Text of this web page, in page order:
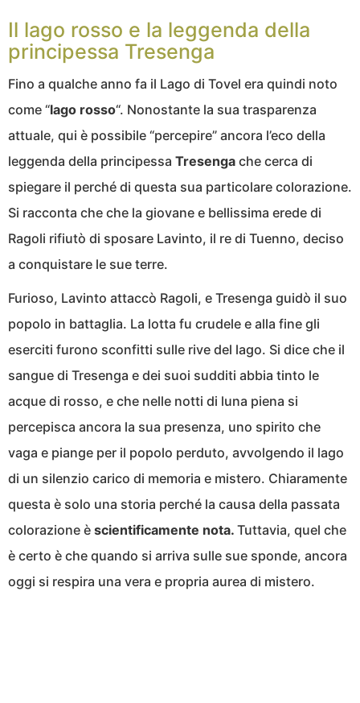
Il lago rosso e la leggenda della
principessa Tresenga
Fino a qualche anno fa il Lago di Tovel era quindi noto
come “lago rosso“. Nonostante la sua trasparenza
attuale, qui è possibile “percepire” ancora l’eco della
leggenda della principessa Tresenga che cerca di
spiegare il perché di questa sua particolare colorazione.
Si racconta che che la giovane e bellissima erede di
Ragoli rifiutò di sposare Lavinto, il re di Tuenno, deciso
a conquistare le sue terre.
Furioso, Lavinto attaccò Ragoli, e Tresenga guidò il suo
popolo in battaglia. La lotta fu crudele e alla fine gli
eserciti furono sconfitti sulle rive del lago. Si dice che il
sangue di Tresenga e dei suoi sudditi abbia tinto le
acque di rosso, e che nelle notti di luna piena si
percepisca ancora la sua presenza, uno spirito che
vaga e piange per il popolo perduto, avvolgendo il lago
di un silenzio carico di memoria e mistero. Chiaramente
questa è solo una storia perché la causa della passata
colorazione è scientificamente nota. Tuttavia, quel che
è certo è che quando si arriva sulle sue sponde, ancora
oggi si respira una vera e propria aurea di mistero.